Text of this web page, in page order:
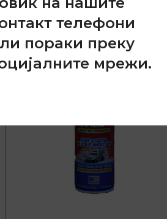
телефони
пораки преку
мрежи.